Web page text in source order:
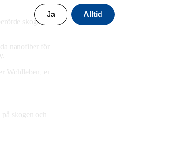
skogen
nanofiber för
Wohlleben, en
skogen och
Ja Alltid